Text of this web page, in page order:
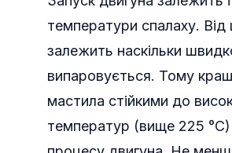
температури спалаху. Від
залежить наскільки
випаровується. Тому
мастила стійкими до
температур (вище 225